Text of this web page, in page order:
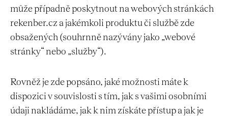
může případně poskytnout na webových stránkách
rekenber.cz a jakémkoli produktu či službě zde
obsažených (souhrnně nazývány jako „webové
stránky“ nebo „služby“).
Rovněž je zde popsáno, jaké možnosti máte k
dispozici v souvislosti s tím, jak s vašimi osobními
údaji nakládáme, jak k nim získáte přístup a jak je